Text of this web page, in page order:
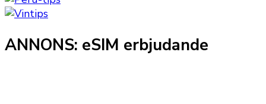
ANNONS: eSIM erbjudande